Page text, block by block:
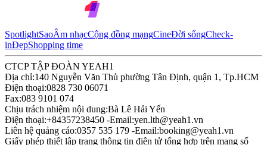
SpotlightSaoÂm nhạcCộng đồng mạngCineĐời sốngCheck-
inĐẹpShopping time
CTCP TẬP ĐOÀN YEAH1
Địa chỉ:140 Nguyễn Văn Thủ phường Tân Định, quận 1, Tp.HCM
Điện thoại:0828 730 06071
Fax:083 9101 074
Chịu trách nhiệm nội dung:Bà Lê Hải Yến
Điện thoại:+84357238450 -Email:yen.lth@yeah1.vn
Liên hệ quảng cáo:0357 535 179 -Email:booking@yeah1.vn
Giấy phép thiết lập trang thông tin điện tử tổng hợp trên mạng số